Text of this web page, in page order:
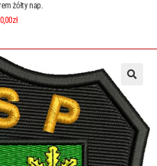
żółty nap.